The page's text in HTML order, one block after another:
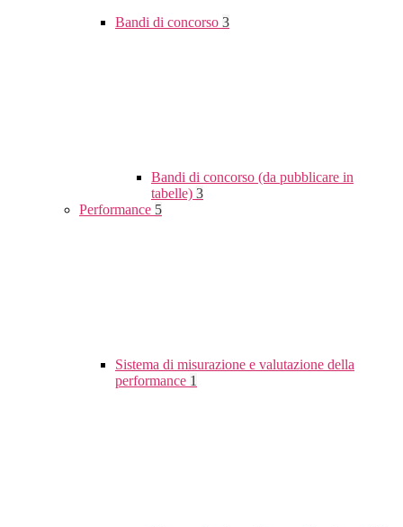
Bandi di concorso 3
Bandi di concorso (da pubblicare in
tabelle) 3
Performance 5
Sistema di misurazione e valutazione della
performance 1